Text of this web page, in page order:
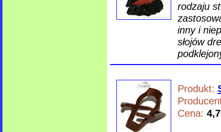
rodzaju
inny i
słojów
Produkt:
Cena: